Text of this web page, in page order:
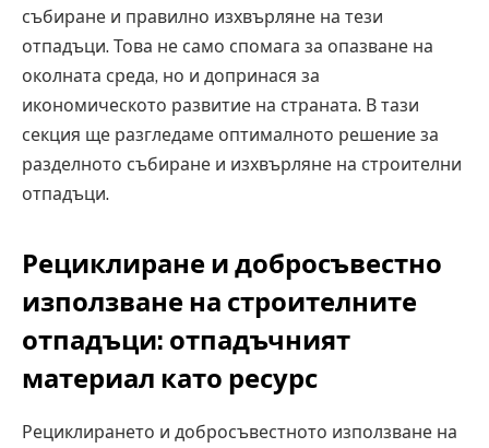
събиране и правилно изхвърляне на тези
отпадъци. Това не само спомага за опазване на
околната среда, но и допринася за
икономическото развитие на страната. В тази
секция ще разгледаме оптималното решение за
разделното събиране и изхвърляне на строителни
отпадъци.
Рециклиране и добросъвестно
използване на строителните
отпадъци: отпадъчният
материал като ресурс
Рециклирането и добросъвестното използване на